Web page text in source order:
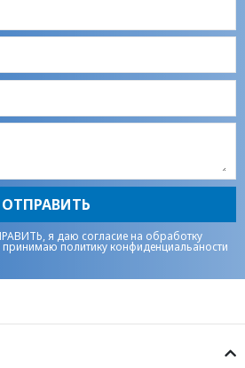
ОТПРАВИТЬ
я даю согласие на обработку
принимаюполитику конфиденциальаности